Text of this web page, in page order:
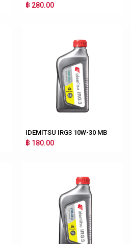
฿ 280.00
IDEMITSU IRG3 10W-30 MB
฿ 180.00